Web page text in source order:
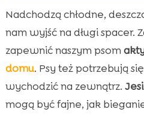
 Zabawy w domu
 Treningi w domu
 Zabawki interaktywne
 Wprowadzenie
 Ćwiczenia na
 Tor przeszkód w domu
Nadchodzą chłodne,
nam wyjść na długi spacer.
zapewnić naszym psom
domu. Psy też potrzebują
wychodzić na zewnątrz.
mogą być fajne, jak